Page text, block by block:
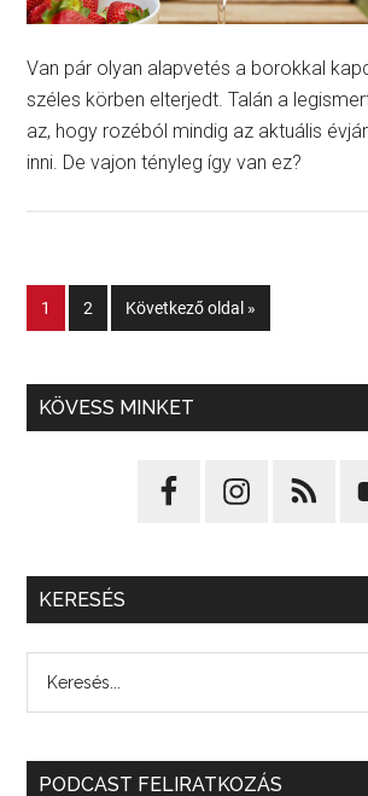
Van pár olyan alapvetés a borokkal
széles körben elterjedt. Talán a
az, hogy rozéból mindig az aktuális
inni. De vajon tényleg így van ez?
1 2 Következő oldal »
KÖVESS MINKET
KERESÉS
PODCAST FELIRATKOZÁS